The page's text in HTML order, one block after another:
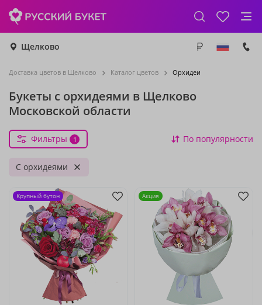
Щелково
Доставка цветов в Щелково Каталог цветов Орхидеи
Букеты с орхидеями в Щелково
Московской области
Фильтры 1 По популярности
С орхидеями
Крупный бутон Акция